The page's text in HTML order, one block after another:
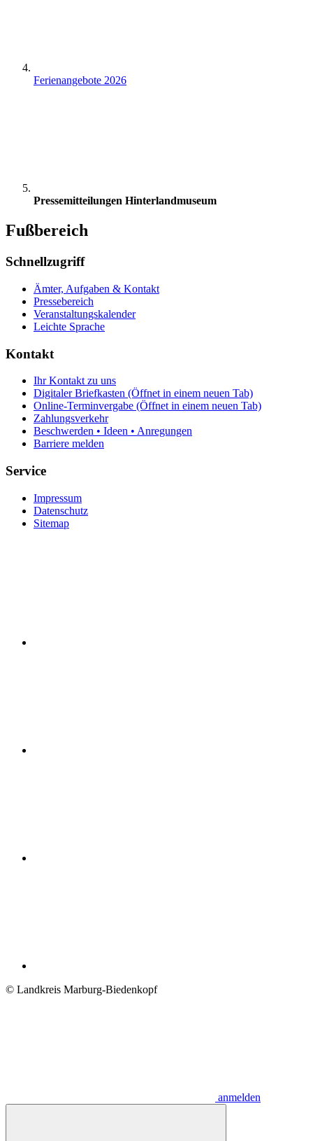
Ferienangebote 2026
Pressemitteilungen Hinterlandmuseum
Fußbereich
Schnellzugriff
Ämter, Aufgaben & Kontakt
Pressebereich
Veranstaltungskalender
Leichte Sprache
Kontakt
Ihr Kontakt zu uns
Digitaler Briefkasten (Öffnet in einem neuen Tab)
Online-Terminvergabe (Öffnet in einem neuen Tab)
Zahlungsverkehr
Beschwerden • Ideen • Anregungen
Barriere melden
Service
Impressum
Datenschutz
Sitemap
© Landkreis Marburg-Biedenkopf
anmelden